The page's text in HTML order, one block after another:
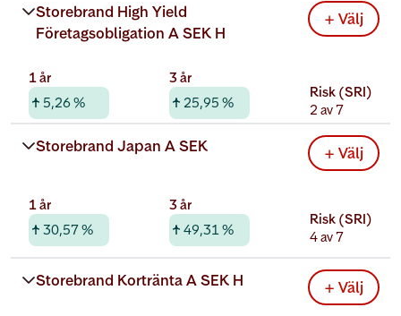
0,32 %
Storebrand High Yield
Företagsobligation A SEK H
+ Välj
1 år
5,26 %
3 år
25,95 %
Risk (SRI)
2 av 7
Rabatterad total kostnad
Storebrand Japan A SEK + Välj
1 år
30,57 %
3 år
49,31 %
Risk (SRI)
4 av 7
0,22 %
Storebrand Kortränta A SEK H + Välj